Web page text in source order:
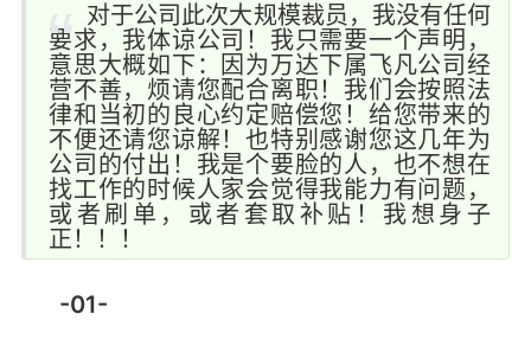
对于公司此次大规模裁员，我没有任何
要求，我体谅公司！我只需要一个声明，
意思大概如下：因为万达下属飞凡公司经
营不善，烦请您配合离职！我们会按照法
律和当初的良心约定赔偿您！给您带来的
不便还请您谅解！也特别感谢您这几年为
公司的付出！我是个要脸的人，也不想在
找工作的时候人家会觉得我能力有问题，
或者刷单，或者套取补贴！我想身子
正！！！
-01-